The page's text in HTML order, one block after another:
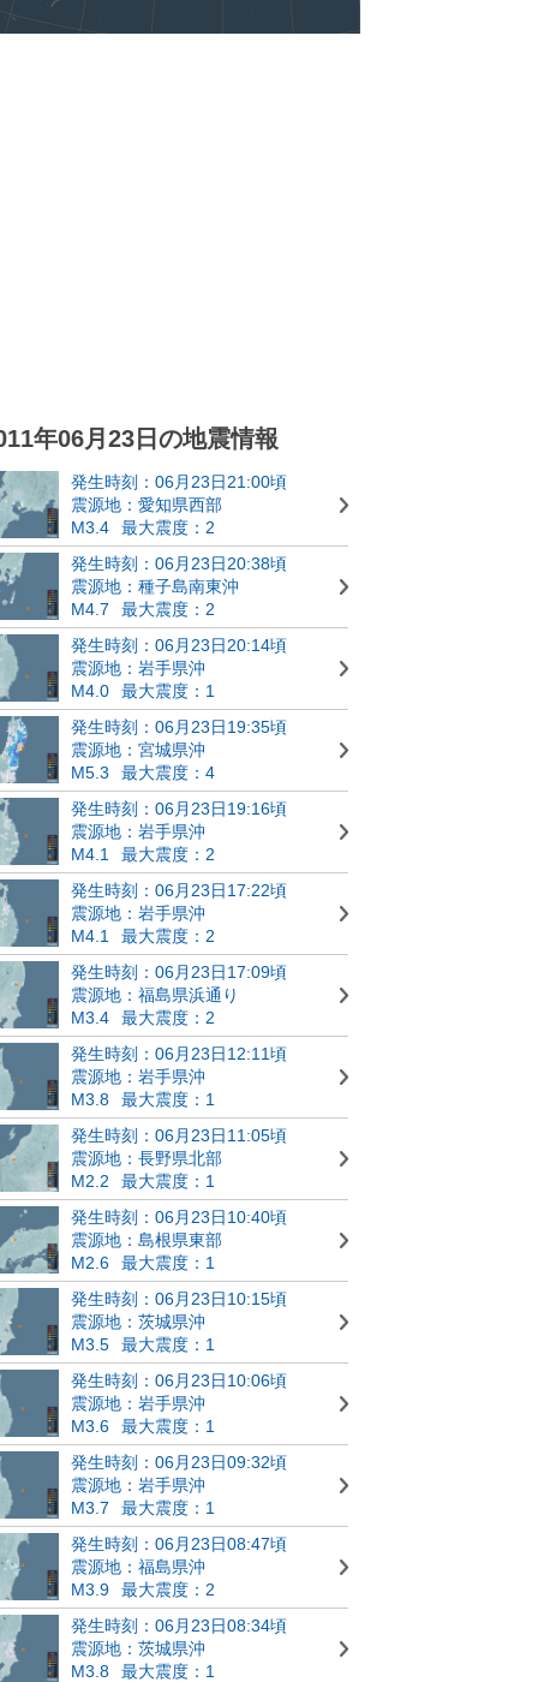
年06月23日の地震情報
発生時刻：06月23日21:00頃
震源地：愛知県西部
M3.4
最大震度：2
発生時刻：06月23日20:38頃
震源地：種子島南東沖
M4.7
最大震度：2
発生時刻：06月23日20:14頃
震源地：岩手県沖
M4.0
最大震度：1
発生時刻：06月23日19:35頃
震源地：宮城県沖
M5.3
最大震度：4
発生時刻：06月23日19:16頃
震源地：岩手県沖
M4.1
最大震度：2
発生時刻：06月23日17:22頃
震源地：岩手県沖
M4.1
最大震度：2
発生時刻：06月23日17:09頃
震源地：福島県浜通り
M3.4
最大震度：2
発生時刻：06月23日12:11頃
震源地：岩手県沖
M3.8
最大震度：1
発生時刻：06月23日11:05頃
震源地：長野県北部
M2.2
最大震度：1
発生時刻：06月23日10:40頃
震源地：島根県東部
M2.6
最大震度：1
発生時刻：06月23日10:15頃
震源地：茨城県沖
M3.5
最大震度：1
発生時刻：06月23日10:06頃
震源地：岩手県沖
M3.6
最大震度：1
発生時刻：06月23日09:32頃
震源地：岩手県沖
M3.7
最大震度：1
発生時刻：06月23日08:47頃
震源地：福島県沖
M3.9
最大震度：2
発生時刻：06月23日08:34頃
震源地：茨城県沖
M3.8
最大震度：1